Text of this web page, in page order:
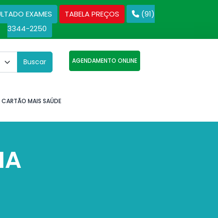
EXAMES TABELA PREÇOS
(91)
3344-2250
Buscar AGENDAMENTO ONLINE
CARTÃO MAIS SAÚDE